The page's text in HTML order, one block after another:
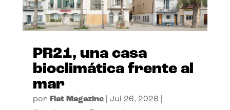
PR21, una casa
bioclimática frente al
mar
por Flat Magazine| Jul 26, 2026